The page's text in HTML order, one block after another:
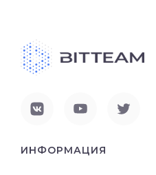
ИНФОРМАЦИЯ